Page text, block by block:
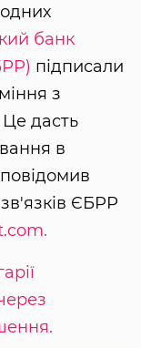
банк
підписали
з
Це дасть
в
ЄБРР